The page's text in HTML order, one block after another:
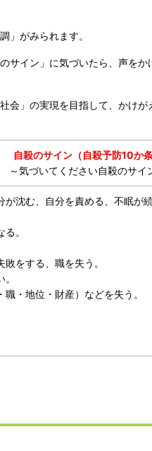
」がみられます。
サイン」に気づいたら、声を
会」の実現を目指して、かけ
自殺のサイン（自殺予防10か条
～気づいてください自殺のサイ
沈む、自分を責める、不眠が
。
をする、職を失う。
・地位・財産）などを失う。